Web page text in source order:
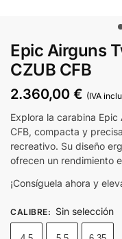
Epic Airguns
CZUB CFB
2.360,00 € (IVA
Explora la carabina
CFB, compacta y
recreativo. Su diseño
ofrecen un rendimiento
¡Consíguela ahora y
CALIBRE: Sin selección